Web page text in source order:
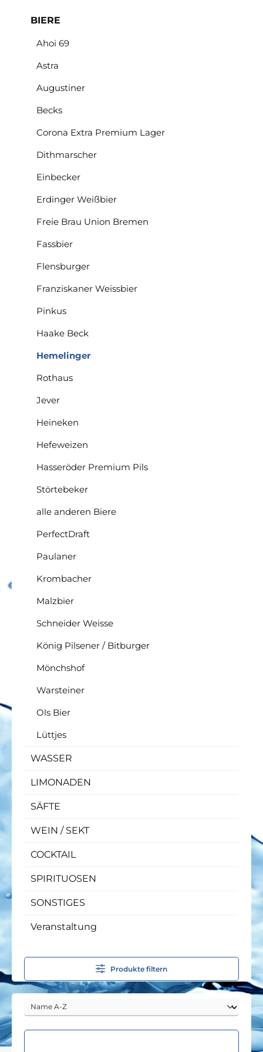
BIERE
Ahoi 69
Astra
Augustiner
Becks
Corona Extra Premium Lager
Dithmarscher
Einbecker
Erdinger Weißbier
Freie Brau Union Bremen
Fassbier
Flensburger
Franziskaner Weissbier
Pinkus
Haake Beck
Hemelinger
Rothaus
Jever
Heineken
Hefeweizen
Hasseröder Premium Pils
Störtebeker
alle anderen Biere
PerfectDraft
Paulaner
Krombacher
Malzbier
Schneider Weisse
König Pilsener / Bitburger
Mönchshof
Warsteiner
Ols Bier
Lüttjes
WASSER
LIMONADEN
SÄFTE
WEIN / SEKT
COCKTAIL
SPIRITUOSEN
SONSTIGES
Veranstaltung
Produkte filtern